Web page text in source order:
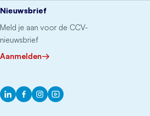
Nieuwsbrief
Meld je aan voor de CCV-
nieuwsbrief
Aanmelden
LinkedInFacebook
InstagramYouTube